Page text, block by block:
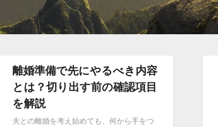
離婚準備で先にやるべき内容
とは？切り出す前の確認項目
を解説
夫との離婚を考え始めても、何から手をつ